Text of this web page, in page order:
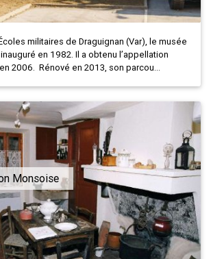
militaires de Draguignan (Var), le musée
en 1982. Il a obtenu l’appellation
2006. Rénové en 2013, son parcou...
Monsoise